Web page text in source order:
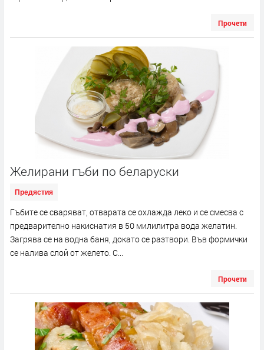
Прочети
Желирани гъби по беларуски
Предястия
Гъбите се сваряват, отварата се охлажда леко и се смесва с
предварително накиснатия в 50 милилитра вода желатин.
Загрява се на водна баня, докато се разтвори. Във формички
се налива слой от желето. С...
Прочети